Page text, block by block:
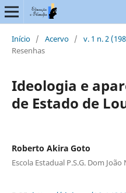
Início / Acervo / v. 1 n. 2
Resenhas
Ideologia e
de Estado de
Roberto Akira Goto
Escola Estadual P.S.G. Dom